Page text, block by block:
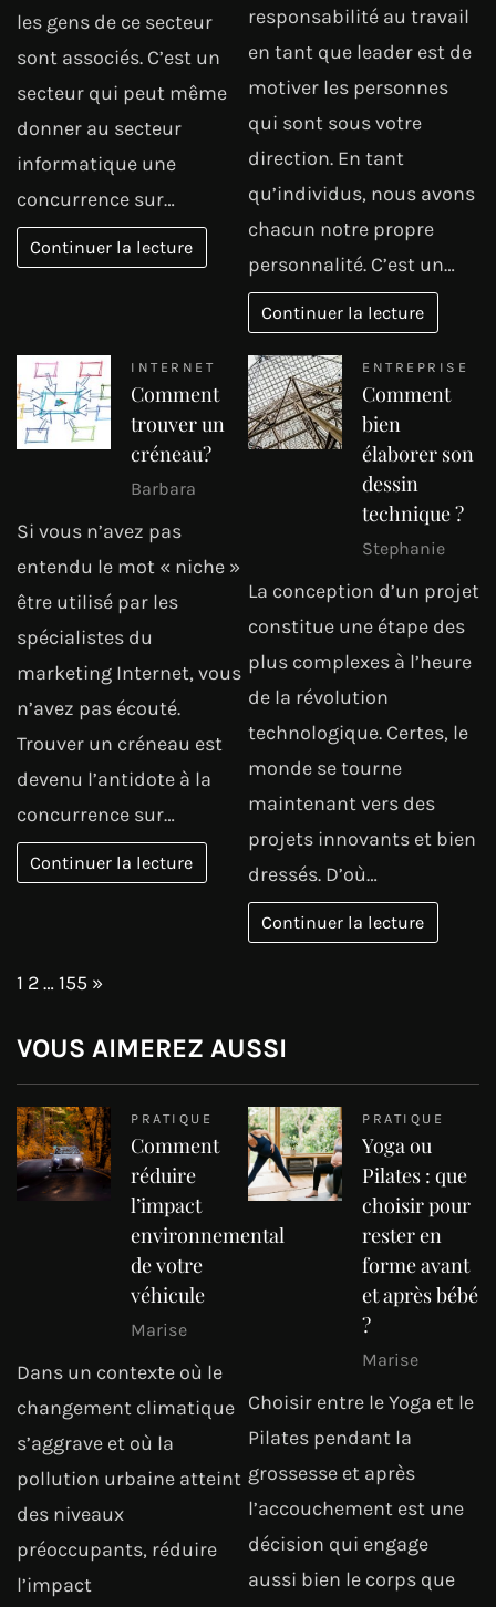
les gens de ce secteur
sont associés. C’est un
secteur qui peut même
donner au secteur
informatique une
concurrence sur…
Continuer la lecture
responsabilité au travail
en tant que leader est de
motiver les personnes
qui sont sous votre
direction. En tant
qu’individus, nous avons
chacun notre propre
personnalité. C’est un…
Continuer la lecture
INTERNET
Comment
trouver un
créneau?
Barbara
Si vous n’avez pas
entendu le mot « niche »
être utilisé par les
spécialistes du
marketing Internet, vous
n’avez pas écouté.
Trouver un créneau est
devenu l’antidote à la
concurrence sur…
Continuer la lecture
ENTREPRISE
Comment
bien
élaborer son
dessin
technique ?
Stephanie
La conception d’un projet
constitue une étape des
plus complexes à l’heure
de la révolution
technologique. Certes, le
monde se tourne
maintenant vers des
projets innovants et bien
dressés. D’où…
Continuer la lecture
Page:
1 2…155 Next
»
VOUS AIMEREZ AUSSI
PRATIQUE
Comment
réduire
l’impact
environnemental
de votre
véhicule
Marise
Dans un contexte où le
changement climatique
s’aggrave et où la
pollution urbaine atteint
des niveaux
préoccupants, réduire
l’impact
PRATIQUE
Yoga ou
Pilates : que
choisir pour
rester en
forme avant
et après bébé
?
Marise
Choisir entre le Yoga et le
Pilates pendant la
grossesse et après
l’accouchement est une
décision qui engage
aussi bien le corps que